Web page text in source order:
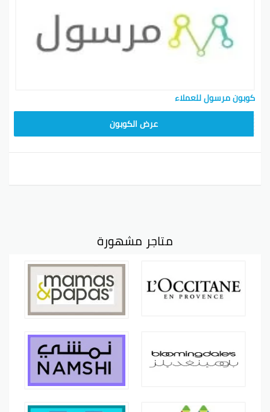
كوبون مرسول للعملاء
عرض الكوبون
متاجر مشهورة